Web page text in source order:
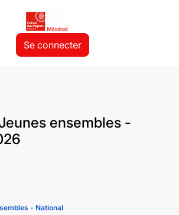
Se connecter
ensembles -
- National